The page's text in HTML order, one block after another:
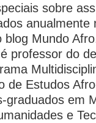
sobre
anualmente
blog Mundo
professor do
de Estudos
graduados em
e